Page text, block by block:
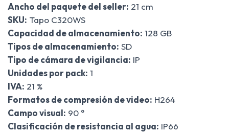
Ancho del paquete del seller: 21 cm
SKU: Tapo C320WS
Capacidad de almacenamiento: 128 GB
Tipos de almacenamiento: SD
Tipo de cámara de vigilancia: IP
Unidades por pack: 1
IVA: 21 %
Formatos de compresión de video: H264
Campo visual: 90 °
Clasificación de resistancia al agua: IP66